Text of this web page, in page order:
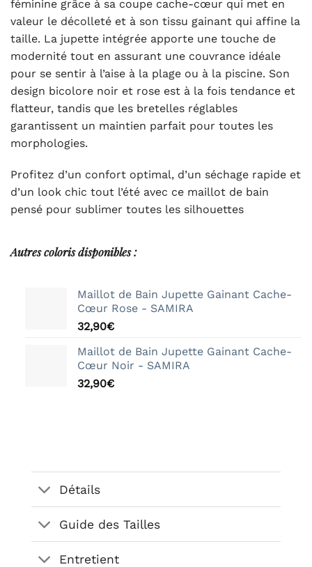
féminine grâce à sa coupe cache-cœur qui met en
valeur le décolleté et à son tissu gainant qui affine la
taille. La jupette intégrée apporte une touche de
modernité tout en assurant une couvrance idéale
pour se sentir à l’aise à la plage ou à la piscine. Son
design bicolore noir et rose est à la fois tendance et
flatteur, tandis que les bretelles réglables
garantissent un maintien parfait pour toutes les
morphologies.
Profitez d’un confort optimal, d’un séchage rapide et
d’un look chic tout l’été avec ce maillot de bain
pensé pour sublimer toutes les silhouettes
Autres coloris disponibles :
Maillot de Bain Jupette Gainant Cache-
Cœur Rose - SAMIRA
32,90€
Maillot de Bain Jupette Gainant Cache-
Cœur Noir - SAMIRA
32,90€
Détails
Guide des Tailles
Entretient